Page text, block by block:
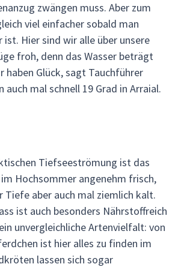
zwängen muss. Aber zum
viel einfacher sobald man
ist. Hier sind wir alle über unsere
froh, denn das Wasser beträgt
haben Glück, sagt Tauchführer
auch mal schnell 19 Grad in Arraial.
Tiefseeströmung ist das
Hochsommer angenehm frisch,
Tiefe aber auch mal ziemlich kalt.
ist auch besonders Nährstoffreich
unvergleichliche Artenvielfalt: von
ist hier alles zu finden im
lassen sich sogar